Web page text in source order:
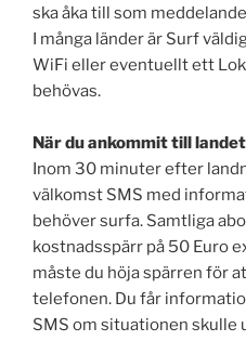
ska åka till som
I många länder är Surf
WiFi eller eventuellt ett
behövas.
När du ankommit till landet
Inom 30 minuter efter
välkomst SMS med
behöver surfa. Samtliga
kostnadsspärr på 50 Euro
måste du höja spärren för
telefonen. Du får
SMS om situationen skulle